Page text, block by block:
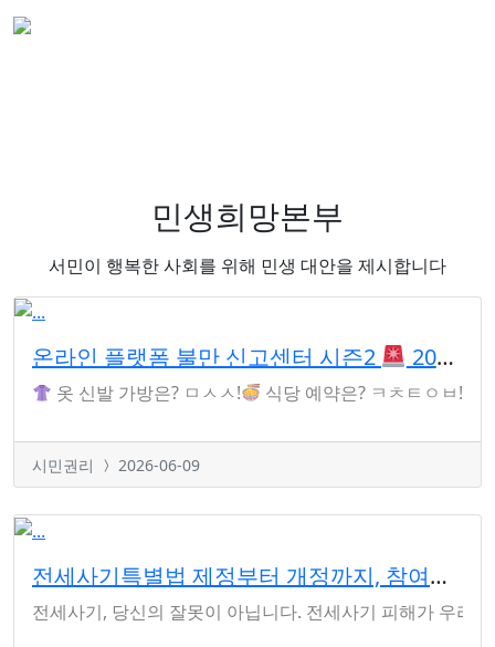
민생희망본부
서민이 행복한 사회를 위해 민생 대안을 제시합니다
온라인 플랫폼 불만 신고센터 시즌2 2040 유저를 찾습니다!
옷 신발 가방은? ㅁㅅㅅ! 식당 예약은? ㅋㅊㅌㅇㅂ!
시민권리 2026-06-09
전세사기특별법 제정부터 개정까지, 참여연대는
전세사기, 당신의 잘못이 아닙니다. 전세사기 피해가 우리